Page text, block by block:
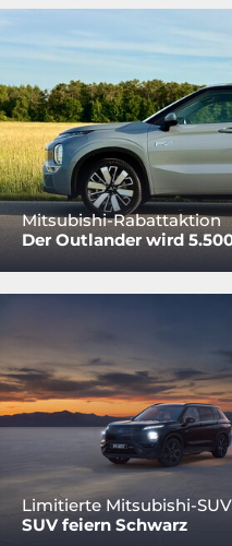
Mitsubishi-Rabattaktion
Der Outlander wird
Limitierte Mitsubishi-SUV
SUV feiern Schwarz